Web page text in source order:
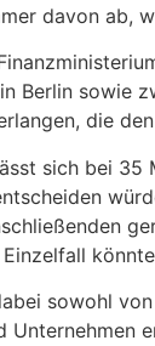
davon ab,
Berlin sowie
die
sich bei
sowohl
Unternehmen